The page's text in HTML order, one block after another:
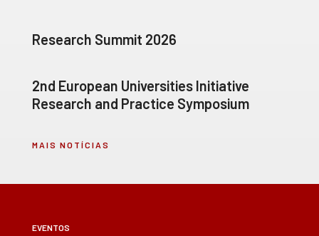
Research Summit 2026
2nd European Universities Initiative
Research and Practice Symposium
MAIS NOTÍCIAS
EVENTOS